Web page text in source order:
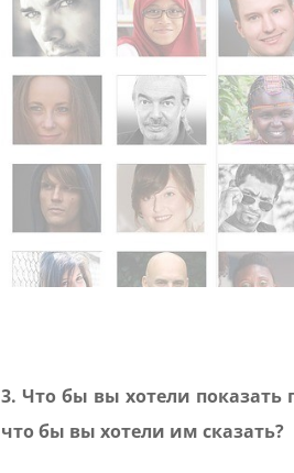
3. Что бы вы хотели показать
что бы вы хотели им сказать?